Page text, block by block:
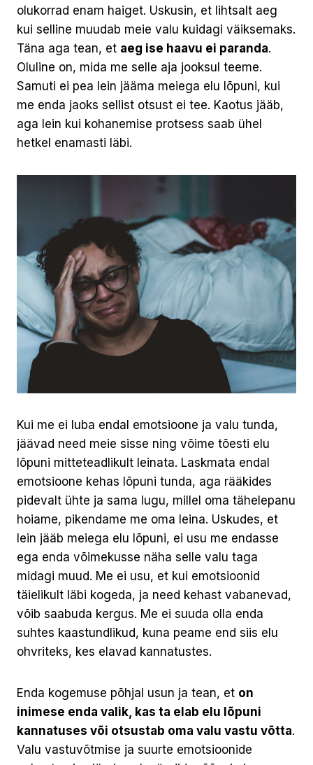
olukorrad enam haiget. Uskusin, et lihtsalt aeg
kui selline muudab meie valu kuidagi väiksemaks.
Täna aga tean, et aeg ise haavu ei paranda.
Oluline on, mida me selle aja jooksul teeme.
Samuti ei pea lein jääma meiega elu lõpuni, kui
me enda jaoks sellist otsust ei tee. Kaotus jääb,
aga lein kui kohanemise protsess saab ühel
hetkel enamasti läbi.
Kui me ei luba endal emotsioone ja valu tunda,
jäävad need meie sisse ning võime tõesti elu
lõpuni mitteteadlikult leinata. Laskmata endal
emotsioone kehas lõpuni tunda, aga rääkides
pidevalt ühte ja sama lugu, millel oma tähelepanu
hoiame, pikendame me oma leina. Uskudes, et
lein jääb meiega elu lõpuni, ei usu me endasse
ega enda võimekusse näha selle valu taga
midagi muud. Me ei usu, et kui emotsioonid
täielikult läbi kogeda, ja need kehast vabanevad,
võib saabuda kergus. Me ei suuda olla enda
suhtes kaastundlikud, kuna peame end siis elu
ohvriteks, kes elavad kannatustes.
Enda kogemuse põhjal usun ja tean, et on
inimese enda valik, kas ta elab elu lõpuni
kannatuses või otsustab oma valu vastu võtta.
Valu vastuvõtmise ja suurte emotsioonide